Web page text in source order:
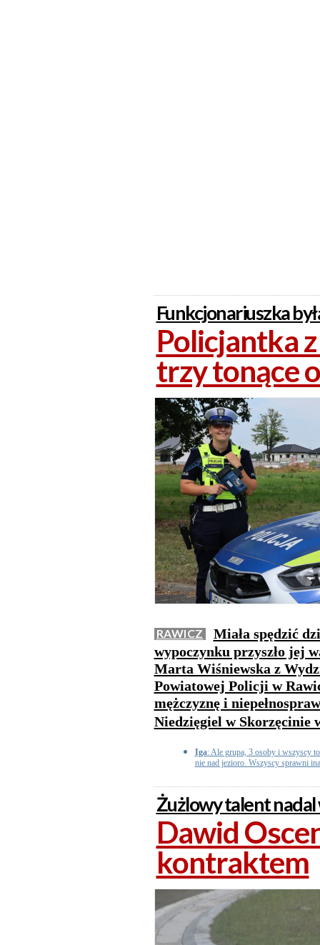
Funkcjonariuszka
Policjantka
trzy tonące
RAWICZ
Miała spędzić
wypoczynku przyszło jej
Marta Wiśniewska z
Powiatowej Policji w
mężczyznę i
Niedzięgiel w Skorzęcinie
Iga: Ale grupa, 3 osoby i wszyscy
nie nad jezioro. Wszyscy sprawni
Żużlowy talent nadal
Dawid
kontraktem